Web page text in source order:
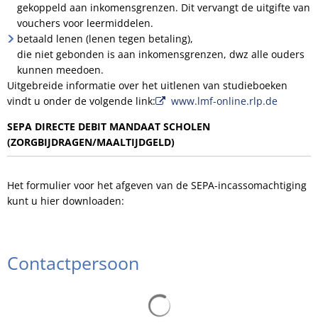
gekoppeld aan inkomensgrenzen. Dit vervangt de uitgifte van
vouchers voor leermiddelen.
betaald lenen (lenen tegen betaling),
die niet gebonden is aan inkomensgrenzen, dwz alle ouders
kunnen meedoen.
Uitgebreide informatie over het uitlenen van studieboeken
vindt u onder de volgende link:
www.lmf-online.rlp.de
SEPA DIRECTE DEBIT MANDAAT SCHOLEN
(ZORGBIJDRAGEN/MAALTIJDGELD)
Het formulier voor het afgeven van de SEPA-incassomachtiging
kunt u hier downloaden:
Contactpersoon